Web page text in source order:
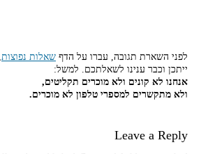
לפני השארת תגובה, עברו על הדף שאלות נפוצות,
ייתכן וכבר ענינו לשאלתכם. למשל:
אנחנו לא קונים ולא מוכרים תקליטים,
ולא מתקשרים למספרי טלפון לא מוכרים.
Leave a Reply